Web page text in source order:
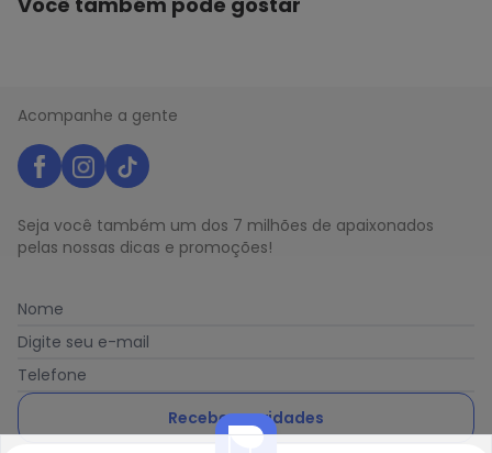
Acompanhe a gente
Seja você também um dos 7 milhões de apaixonados
pelas nossas dicas e promoções!
Nome
Digite seu e-mail
Telefone
Receber novidades